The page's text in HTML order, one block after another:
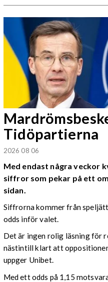
Tidöpartierna
2026 08 06
Med endast några veckor
siffror som pekar på ett
sidan.
Siffrorna kommer från
odds inför valet.
Det är ingen rolig läsning för
nästintill klart att
uppger Unibet.
Med ett odds på 1,15